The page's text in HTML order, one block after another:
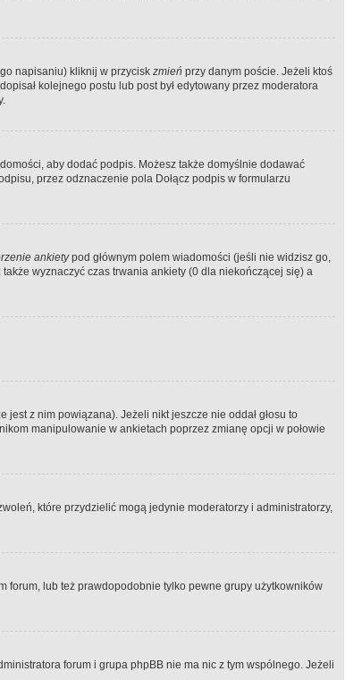
napisaniu) kliknij w przycisk zmień przy danym poście. Jeżeli ktoś
kolejnego postu lub post był edytowany przez moderatora
aby dodać podpis. Możesz także domyślnie dodawać
przez odznaczenie pola Dołącz podpis w formularzu
ankietypod głównym polem wiadomości (jeśli nie widzisz go,
wyznaczyć czas trwania ankiety (0 dla niekończącej się) a
z nim powiązana). Jeżeli nikt jeszcze nie oddał głosu to
manipulowanie w ankietach poprzez zmianę opcji w połowie
które przydzielić mogą jedynie moderatorzy i administratorzy,
forum, lub też prawdopodobnie tylko pewne grupy użytkowników
forum i grupa phpBB nie ma nic z tym wspólnego. Jeżeli